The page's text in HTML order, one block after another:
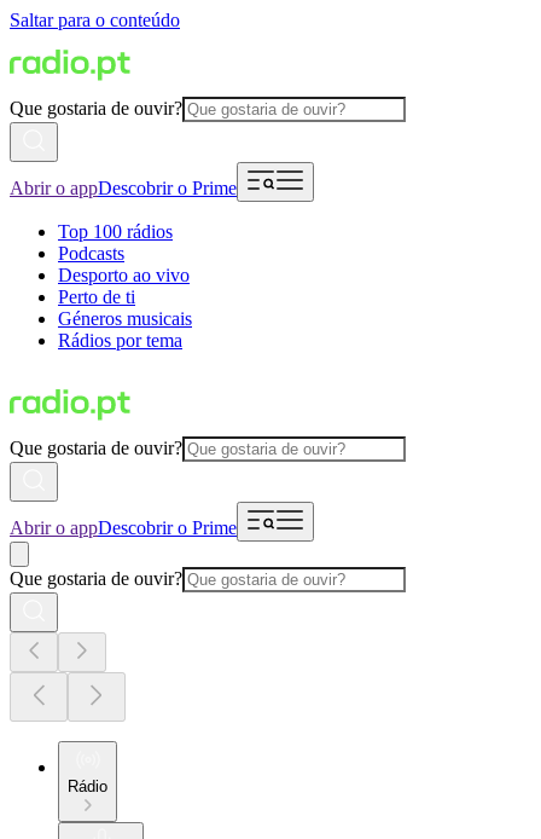
Saltar para o conteúdo
Que gostaria de ouvir?
Abrir o appDescobrir o Prime
Top 100 rádios
Podcasts
Desporto ao vivo
Perto de ti
Géneros musicais
Rádios por tema
Que gostaria de ouvir?
Abrir o appDescobrir o Prime
Que gostaria de ouvir?
Rádio